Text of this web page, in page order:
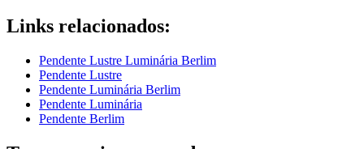
Links relacionados:
Pendente Lustre Luminária Berlim
Pendente Lustre
Pendente Luminária Berlim
Pendente Luminária
Pendente Berlim